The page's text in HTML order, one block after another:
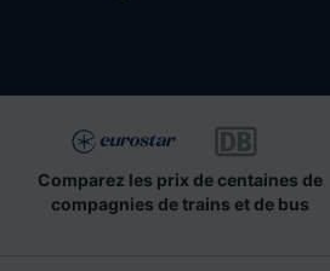
Comparez les prix de centaines de
compagnies de trains et de bus